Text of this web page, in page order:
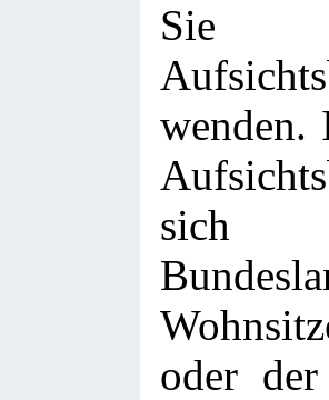
Sie
wenden.
sich
oder